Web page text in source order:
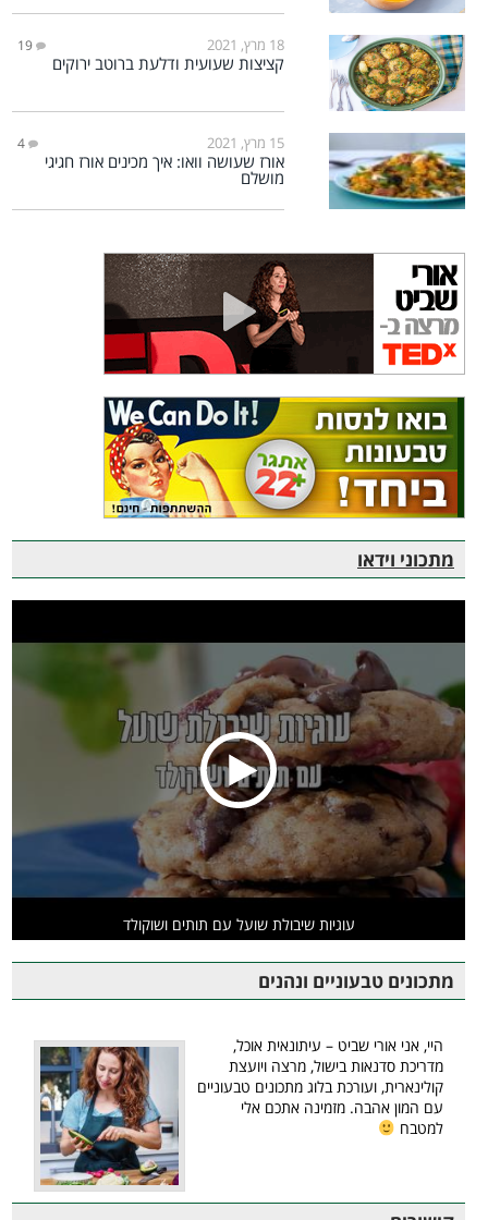
18 מרץ, 2021 19
קציצות שעועית ודלעת ברוטב ירוקים
15 מרץ, 2021 4
אורז שעושה וואו: איך מכינים אורז חגיגי
מושלם
מתכוני וידאו
עוגיות שיבולת שועל עם תותים ושוקולד
מתכונים טבעוניים ונהנים
היי, אני אורי שביט – עיתונאית אוכל,
מדריכת סדנאות בישול, מרצה ויועצת
קולינארית, ועורכת בלוג מתכונים טבעוניים
עם המון אהבה. מזמינה אתכם אלי
למטבח